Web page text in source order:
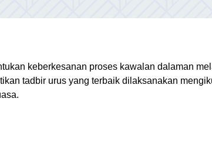
keberkesanan proses kawalan dalaman
tadbir urus yang terbaik dilaksanakan